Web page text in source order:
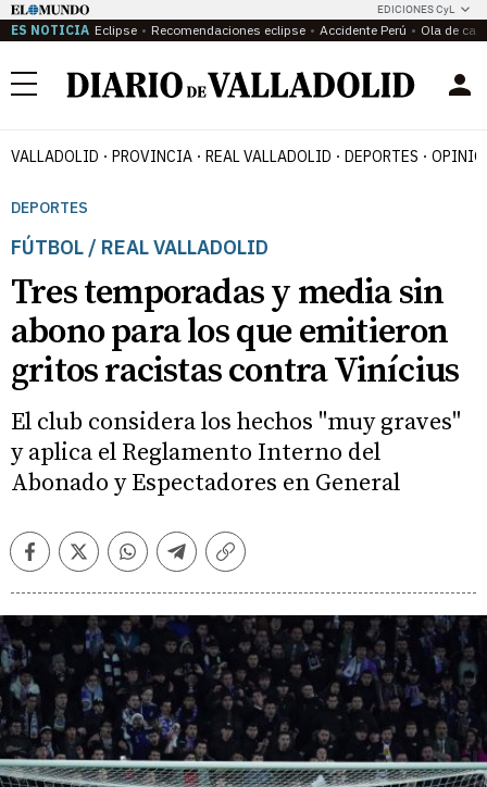
EDICIONES CyL
ES NOTICIA Eclipse Recomendaciones eclipse Accidente Perú Ola de
Menú
VALLADOLID PROVINCIA REAL VALLADOLID DEPORTES
DEPORTES
FÚTBOL / REAL VALLADOLID
Tres temporadas y media sin
abono para los que emitieron
gritos racistas contra Vinícius
El club considera los hechos "muy graves"
y aplica el Reglamento Interno del
Abonado y Espectadores en General
FacebookTwitterWhatsappTelegramCopiar